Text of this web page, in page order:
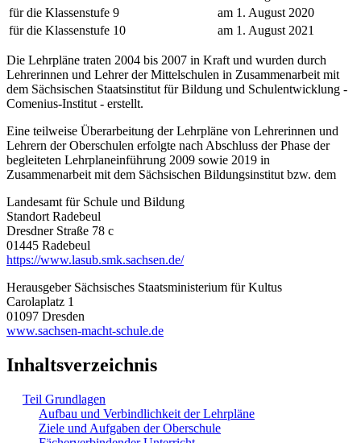
für die Klassenstufe 9
am 1. August 2020
für die Klassenstufe 10
am 1. August 2021
Die Lehrpläne traten 2004 bis 2007 in Kraft und wurden durch
Lehrerinnen und Lehrer der Mittelschulen in Zusammenarbeit mit
dem Sächsischen Staatsinstitut für Bildung und Schulentwicklung -
Comenius-Institut - erstellt.
Eine teilweise Überarbeitung der Lehrpläne von Lehrerinnen und
Lehrern der Oberschulen erfolgte nach Abschluss der Phase der
begleiteten Lehrplaneinführung 2009 sowie 2019 in
Zusammenarbeit mit dem Sächsischen Bildungsinstitut bzw. dem
Landesamt für Schule und Bildung
Standort Radebeul
Dresdner Straße 78 c
01445 Radebeul
https://www.lasub.smk.sachsen.de/
Herausgeber Sächsisches Staatsministerium für Kultus
Carolaplatz 1
01097 Dresden
www.sachsen-macht-schule.de
Inhaltsverzeichnis
Teil Grundlagen
Aufbau und Verbindlichkeit der Lehrpläne
Ziele und Aufgaben der Oberschule